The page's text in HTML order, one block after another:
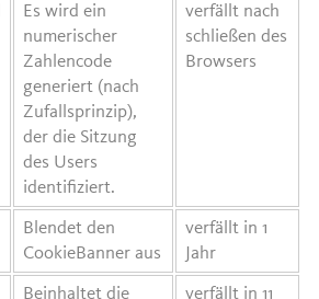
Es wird ein
numerischer
Zahlencode
generiert (nach
Zufallsprinzip),
der die Sitzung
des Users
identifiziert.
verfällt nach
schließen des
Browsers
Blendet den
CookieBanner aus
verfällt in 1
Jahr
Beinhaltet die
verfällt in 11